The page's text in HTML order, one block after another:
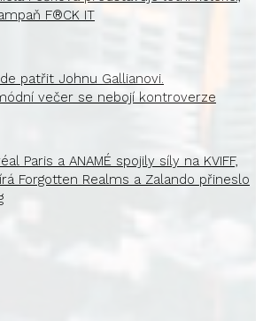
F®CK IT
patřit Johnu Gallianovi.
večer se nebojí kontroverze
Paris a ANAMÉ spojily síly na KVIFF,
Forgotten Realms a Zalando přineslo